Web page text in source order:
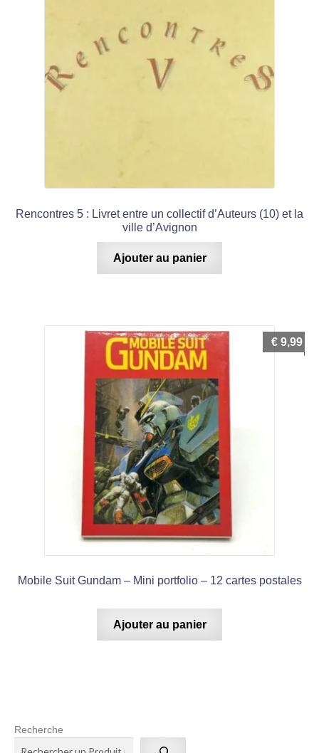
Rencontres 5 : Livret entre un collectif d’Auteurs (10) et la
ville d’Avignon
Ajouter au panier
Mobile Suit Gundam – Mini portfolio – 12 cartes postales
€ 9,99
Ajouter au panier
Recherche